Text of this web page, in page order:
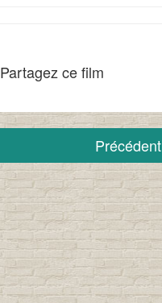
Partagez ce film
Précédent